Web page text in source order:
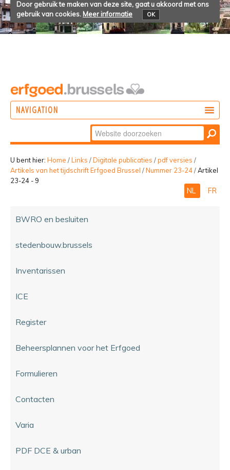
Door gebruik te maken van deze site, gaat u akkoord met ons
gebruik van cookies. Meer informatie OK
NAVIGATION
BELEVEN
Zoek
Geavanceerd
zoeken...
U bent hier: Home /Links /Digitale publicaties /pdf versies /
Artikels van het tijdschrift Erfgoed Brussel /Nummer 23-24/Artikel
23-24 - 9
NL FR
BWRO en besluiten
stedenbouw.brussels
Inventarissen
ICE
Register
Beheersplannen voor het Erfgoed
Formulieren
Contacten
Varia
PDF DCE & urban